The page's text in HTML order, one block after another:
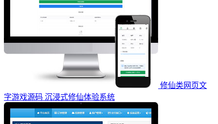
修仙类网页文
字游戏源码 沉浸式修仙体验系统